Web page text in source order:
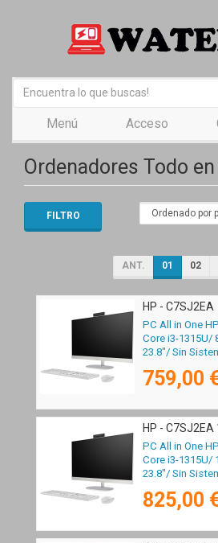
Menú Acceso
Ordenadores Todo
FILTRO
ANT. 01 02
HP - C7SJ2EA
PC All in One
Core i3-1315U/
23.8"/ Sin
759,00
HP - C7SJ2EA
PC All in One
Core i3-1315U/
23.8"/ Sin
825,00